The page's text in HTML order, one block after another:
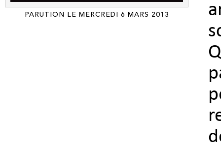
PARUTION LE MERCREDI 6 MARS 2013